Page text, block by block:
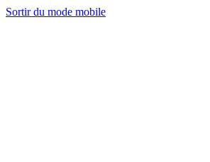
Sortir du mode mobile